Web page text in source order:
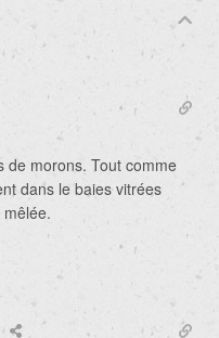
de morons. Tout comme
dans le baies vitrées